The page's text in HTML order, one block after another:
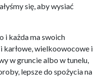
się, aby wysiać
i każda ma swoich
karłowe, wielkoowocowe i
w gruncie albo w tunelu,
lepsze do spożycia na